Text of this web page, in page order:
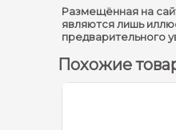
Размещённая на
являются лишь
предварительного
Похожие